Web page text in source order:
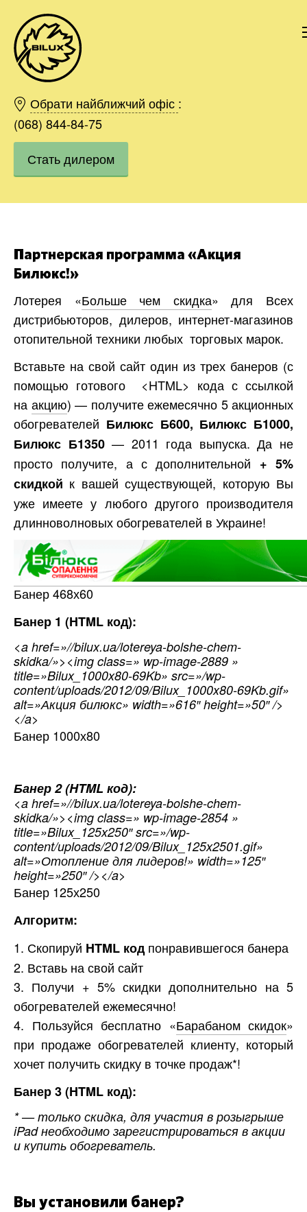
Обрати найближчий офіс :
(068) 844-84-75
Стать дилером
Партнерская программа «Акция
Билюкс!»
Лотерея «Больше чем скидка» для Всех
дистрибьюторов, дилеров, интернет-магазинов
отопительной техники любых торговых марок.
Вставьте на свой сайт один из трех банеров (с
помощью готового <HTML> кода с ссылкой
на акцию) — получите ежемесячно 5 акционных
обогревателей Билюкс Б600, Билюкс Б1000,
Билюкс Б1350— 2011 года выпуска. Да не
просто получите, а с дополнительной + 5%
скидкой к вашей существующей, которую Вы
уже имеете у любого другого производителя
длинноволновых обогревателей в Украине!
Банер 468х60
Банер 1 (HTML код):
<a href=»//bilux.ua/lotereya-bolshe-chem-
skidka/»><img class=» wp-image-2889 »
title=»Bilux_1000x80-69Kb» src=»/wp-
content/uploads/2012/09/Bilux_1000x80-69Kb.gif»
alt=»Акция билюкс» width=»616″ height=»50″ />
</a>
Банер 1000х80
Банер 2 (HTML код):
<a href=»//bilux.ua/lotereya-bolshe-chem-
skidka/»><img class=» wp-image-2854 »
title=»Bilux_125x250″ src=»/wp-
content/uploads/2012/09/Bilux_125x2501.gif»
alt=»Отопление для лидеров!» width=»125″
height=»250″ /></a>
Банер 125х250
Алгоритм:
1. Скопируй HTML кодпонравившегося банера
2. Вставь на свой сайт
3. Получи + 5% скидки дополнительно на 5
обогревателей ежемесячно!
4. Пользуйся бесплатно «Барабаном скидок»
при продаже обогревателей клиенту, который
хочет получить скидку в точке продаж*!
Банер 3 (HTML код):
* — только скидка, для участия в розыгрыше
iPad необходимо зарегистрироваться в акции
и купить обогреватель.
Вы установили банер?
Киев
Харьков
Одесса
Днепр
Ивано-Франковск
Область
Заказать